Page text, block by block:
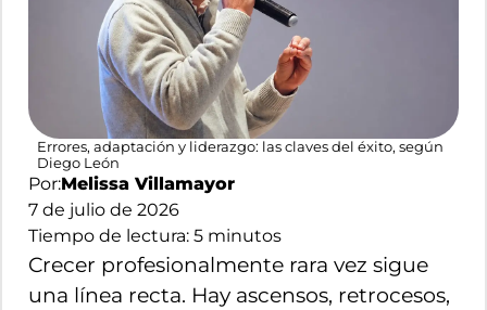
Errores, adaptación y liderazgo: las claves del éxito, según
Diego León
Por:Melissa Villamayor
7 de julio de 2026
Tiempo de lectura: 5 minutos
Crecer profesionalmente rara vez sigue
una línea recta. Hay ascensos, retrocesos,